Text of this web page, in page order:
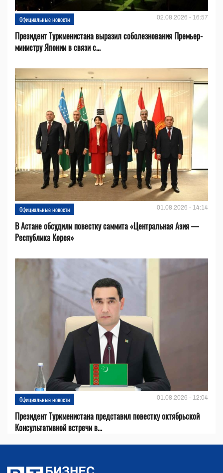
Официальные новости 02.08.2026 - 16:57
Президент Туркменистана выразил соболезнования Премьер-
министру Японии в связи с...
Официальные новости 01.08.2026 - 14:14
В Астане обсудили повестку саммита «Центральная Азия —
Республика Корея»
Официальные новости 01.08.2026 - 12:04
Президент Туркменистана представил повестку октябрьской
Консультативной встречи в...